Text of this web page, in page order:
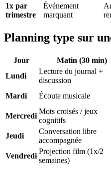
1x par
trimestre
Événement
marquant
Planning type sur
Jour Matin (30 min)
Lundi
Lecture du journal +
discussion
Mardi
Écoute musicale
Mercredi
Mots croisés / jeux
cognitifs
Jeudi
Conversation libre
accompagnée
Vendredi
Projection film (1x/2
semaines)